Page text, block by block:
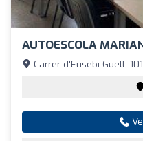
AUTOESCOLA
Carrer d'Eusebi Güell,